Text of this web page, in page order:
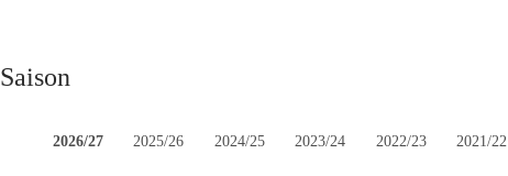
Saison
2026/27 2025/26 2024/25 2023/24 2022/23 2021/22